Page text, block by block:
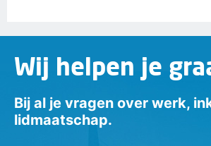
Wij helpen je
Bij al je vragen over werk,
lidmaatschap.